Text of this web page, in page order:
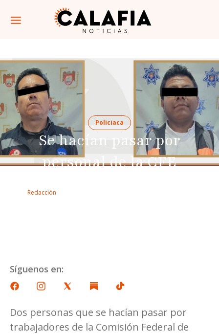
Policiaca
Se hacían pasar por
personal de la CFE
Redacción
Síguenos en:
Dos personas que se hacían pasar por
trabajadores de la Comisión Federal de